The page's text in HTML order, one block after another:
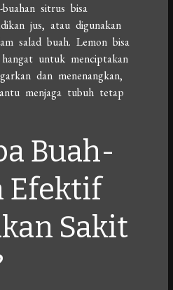
buahan sitrus bisa
jus, atau digunakan
salad buah. Lemon bisa
untuk menciptakan
dan menenangkan,
menjaga tubuh tetap
Buah-
Efektif
Sakit